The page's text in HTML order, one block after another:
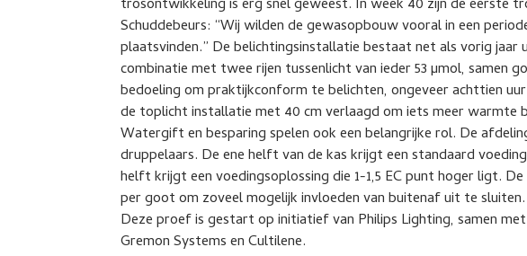
trosontwikkeling is erg snel geweest. In week 40 zijn de eerste
Schuddebeurs: “Wij wilden de gewasopbouw vooral in een
plaatsvinden.” De belichtingsinstallatie bestaat net als vorig jaar
combinatie met twee rijen tussenlicht van ieder 53 µmol, samen
bedoeling om praktijkconform te belichten, ongeveer achttien
de toplicht installatie met 40 cm verlaagd om iets meer warmte
Watergift en besparing spelen ook een belangrijke rol. De
druppelaars. De ene helft van de kas krijgt een standaard
helft krijgt een voedingsoplossing die 1-1,5 EC punt hoger ligt.
per goot om zoveel mogelijk invloeden van buitenaf uit te sluiten.
Deze proef is gestart op initiatief van Philips Lighting, samen
Gremon Systems en Cultilene.